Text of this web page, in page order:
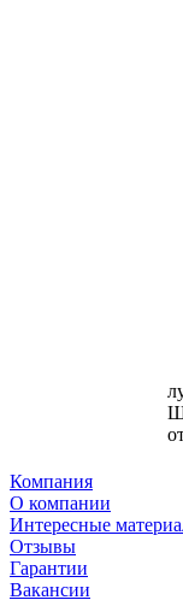
Компания
О компании
Интересные
Отзывы
Гарантии
Вакансии